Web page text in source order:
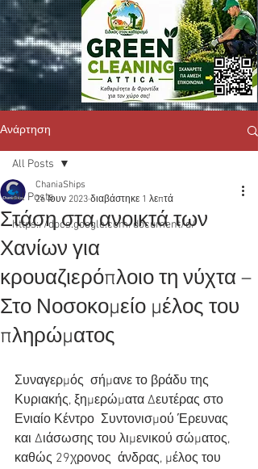
Ανάρτηση
All Posts
https://docs.google.com/document/d/
All Posts
Στάση στα ανοικτά των
Χανίων για
κρουαζιερόπλοιο τη νύχτα –
Στο Νοσοκομείο μέλος του
πληρώματος
ChaniaShips
26 Ιουν 2023 διαβάστηκε 1 λεπτά
Συναγερμός  σήμανε το βράδυ της
Κυριακής, ξημερώματα Δευτέρας στο
Ενιαίο Κέντρο  Συντονισμού Έρευνας
και Διάσωσης του λιμενικού σώματος,
καθώς 29χρονος  άνδρας, μέλος του